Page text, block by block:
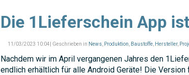
Die 1Lieferschein App
11/03/2023 10:04| Geschrieben in News Produktion Baustoffe Hersteller,
Nachdem wir im April vergangenen Jahres den
endlich erhältlich für alle Android Geräte! Die